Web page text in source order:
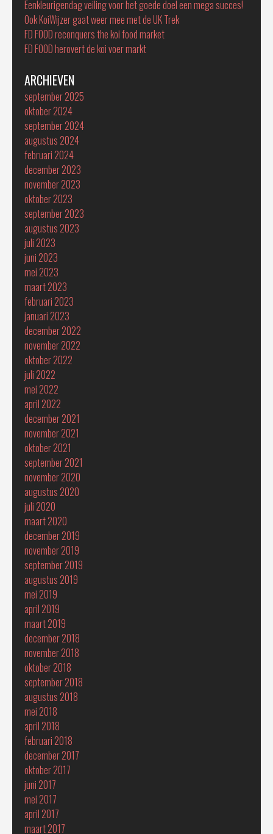
Eenkleurigendag veiling voor het goede doel een mega succes!
Ook KoiWijzer gaat weer mee met de UK Trek
FD FOOD reconquers the koi food market
FD FOOD herovert de koi voer markt
ARCHIEVEN
september 2025
oktober 2024
september 2024
augustus 2024
februari 2024
december 2023
november 2023
oktober 2023
september 2023
augustus 2023
juli 2023
juni 2023
mei 2023
maart 2023
februari 2023
januari 2023
december 2022
november 2022
oktober 2022
juli 2022
mei 2022
april 2022
december 2021
november 2021
oktober 2021
september 2021
november 2020
augustus 2020
juli 2020
maart 2020
december 2019
november 2019
september 2019
augustus 2019
mei 2019
april 2019
maart 2019
december 2018
november 2018
oktober 2018
september 2018
augustus 2018
mei 2018
april 2018
februari 2018
december 2017
oktober 2017
juni 2017
mei 2017
april 2017
maart 2017